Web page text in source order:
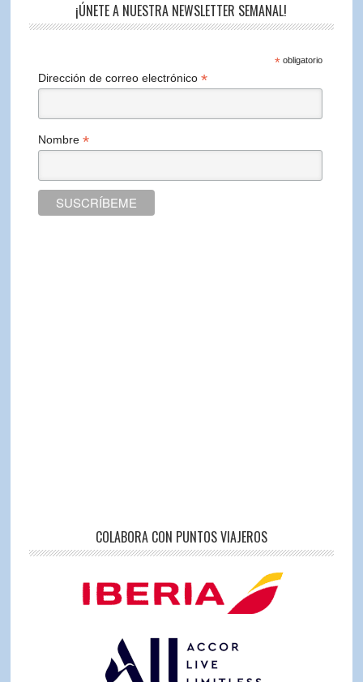
¡ÚNETE A NUESTRA NEWSLETTER SEMANAL!
*obligatorio
Dirección de correo electrónico*
Nombre*
COLABORA CON PUNTOS VIAJEROS